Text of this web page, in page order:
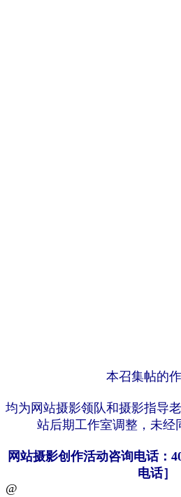
本召集帖的
均为网站摄影领队和摄影指导
站后期工作室调整 ， 未经
网站摄影创作活动咨询电话：
电话］
@